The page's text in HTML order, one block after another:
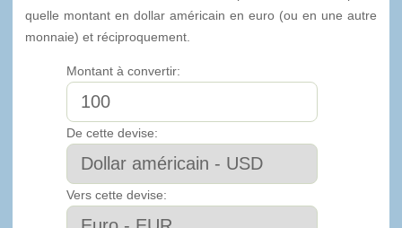
quelle montant en dollar américain en euro (ou en une autre
monnaie) et réciproquement.
Montant à convertir:
De cette devise:
Vers cette devise: